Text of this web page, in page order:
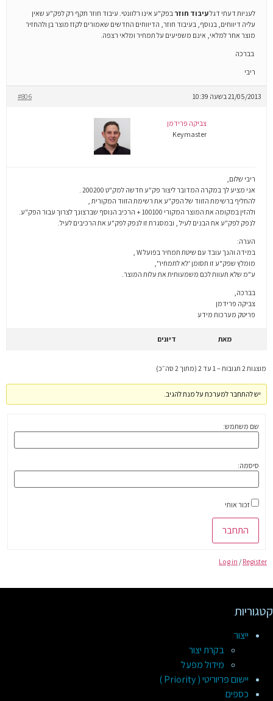
לעניות דעתי דגלעיבוד חוזר בפק"ע אינו רלוונטי. עיבוד חוזר תקף רק לפק"ע שאין
עליה דיווחים, בנוסף, בעיבוד חוזר, הדיווחים החדשים שאמורים לקזז מוצר בן ולהחזיר
מוצר אחר למלאי, אינם משפיעים על תמחיר ומלאי רצפה.
בברכה
ריבי
21/05/2013 בשעה 10:39 #806
צביקה פרידמן
Keymaster
ריבי שלום,
אני מציע לך במקרה המדובר ליצור פק"ע חדשה למק"ט 200200 .
להחליף ברשימת הזווד של הפק"ע את רשימת הזווד המקורית ,
ולהזין במקומה את המוצר המקורי 100100 + הרכיב הנוסף שברצונך לצרוך עבור הפק"ע.
לנפק לפק"ע את הבנים לעיל , ובמסגרת זו לנפק לפק"ע את הרכיבים לעיל.
הערה:
במידה והנך עובד עם שיטת תמחיר בפועל W ,
מומלץ שפק"ע זו תסומן 'לא לתמחיר',
ע"מ שלא תעוות לכם משמעותית את עלות המוצר.
בברכה,
צביקה פרידמן
פריטק מערכות מידע
מאת דיונים
מוצגות 2 תגובות – 1 עד 2 (מתוך 2 סה״כ)
יש להתחבר למערכת על מנת להגיב.
שם משתמש:
סיסמה:
זכור אותי
התחבר
Log in / Register
קטגוריות
ייצור
בקרת יצור
מידול מפעל
יישום פריוריטי ( Priority )
כספים